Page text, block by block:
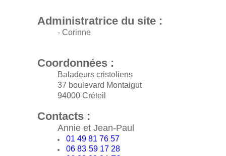
Administratrice du site :
- Corinne
Coordonnées :
Baladeurs cristoliens
37 boulevard Montaigut
94000 Créteil
Contacts :
Annie et Jean-Paul
01 49 81 76 57
06 83 59 17 28